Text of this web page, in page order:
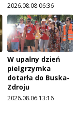
2026.08.08 06:36
W upalny dzień
pielgrzymka
dotarła do Buska-
Zdroju
2026.08.06 13:16